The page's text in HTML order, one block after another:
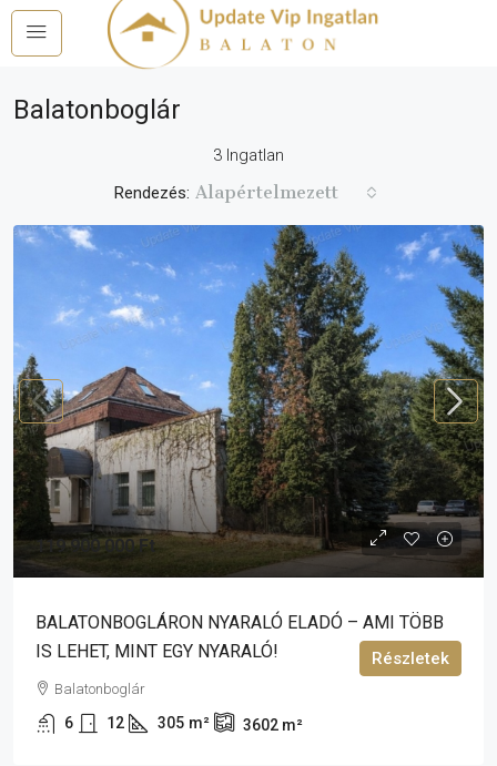
Balatonboglár
3 Ingatlan
Rendezés: Alapértelmezett
119 900 000 Ft
BALATONBOGLÁRON NYARALÓ ELADÓ – AMI TÖBB
IS LEHET, MINT EGY NYARALÓ!
Balatonboglár
6 12 305 m² 3602 m²
Részletek